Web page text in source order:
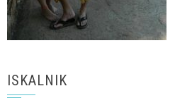
ISKALNIK